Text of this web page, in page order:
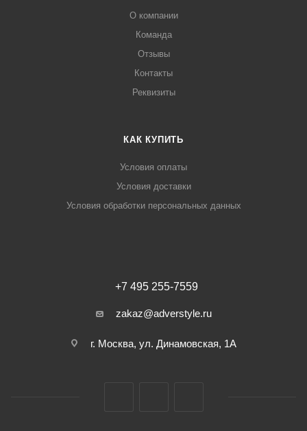
О компании
Команда
Отзывы
Контакты
Реквизиты
КАК КУПИТЬ
Условия оплаты
Условия доставки
Условия обработки персональных данных
+7 495 255-7559
zakaz@adverstyle.ru
г. Москва, ул. Динамовская, 1А